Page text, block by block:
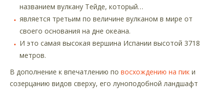
названием вулкану Тейде, который…
является третьим по величине вулканом в мире от
своего основания на дне океана.
И это самая высокая вершина Испании высотой 3718
метров.
В дополнение к впечатлению по восхождению на пик и
созерцанию видов сверху, его луноподобной ландшафт